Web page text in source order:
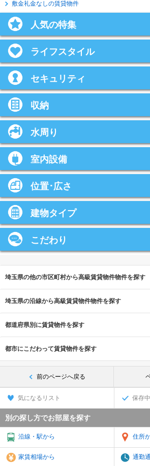
敷金礼金なしの賃貸物件
人気の特集
ライフスタイル
セキュリティ
収納
水周り
室内設備
位置･広さ
建物タイプ
こだわり
埼玉県の他の市区町村から高級賃貸物件物件を探す
埼玉県の沿線から高級賃貸物件物件を探す
都道府県別に賃貸物件を探す
都市にこだわって賃貸物件を探す
前のページへ戻る
気になるリスト 保存
別の探し方でお部屋を探す
沿線・駅から 住所
家賃相場から 通勤